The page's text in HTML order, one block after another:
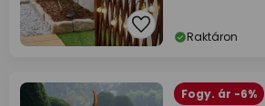
Raktáron
Fogy. ár -6%